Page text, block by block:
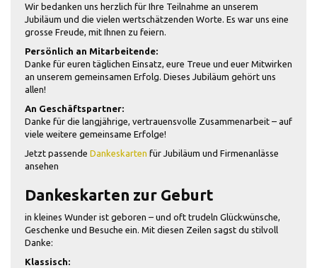
Wir bedanken uns herzlich für Ihre Teilnahme an unserem
Jubiläum und die vielen wertschätzenden Worte. Es war uns eine
grosse Freude, mit Ihnen zu feiern.
Persönlich an Mitarbeitende:
Danke für euren täglichen Einsatz, eure Treue und euer Mitwirken
an unserem gemeinsamen Erfolg. Dieses Jubiläum gehört uns
allen!
An Geschäftspartner:
Danke für die langjährige, vertrauensvolle Zusammenarbeit – auf
viele weitere gemeinsame Erfolge!
Jetzt passende Dankeskarten für Jubiläum und Firmenanlässe
ansehen
Dankeskarten zur Geburt
in kleines Wunder ist geboren – und oft trudeln Glückwünsche,
Geschenke und Besuche ein. Mit diesen Zeilen sagst du stilvoll
Danke:
Klassisch: